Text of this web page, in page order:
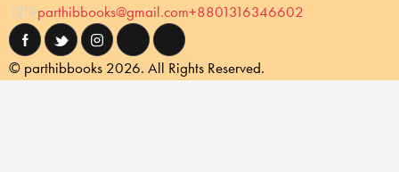
1219parthibbooks@gmail.com+8801316346602
© parthibbooks 2026. All Rights Reserved.